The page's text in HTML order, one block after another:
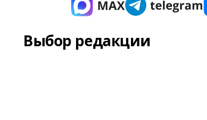
Выбор редакции